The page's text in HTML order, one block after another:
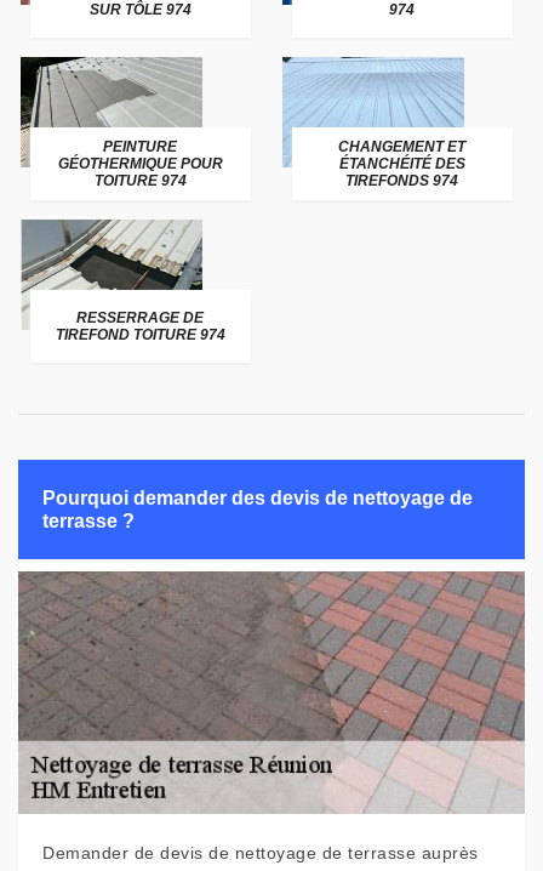
SUR TÔLE 974
974
PEINTURE
GÉOTHERMIQUE POUR
TOITURE 974
CHANGEMENT ET
ÉTANCHÉITÉ DES
TIREFONDS 974
RESSERRAGE DE
TIREFOND TOITURE 974
Pourquoi demander des devis de nettoyage de
terrasse ?
Demander de devis de nettoyage de terrasse auprès